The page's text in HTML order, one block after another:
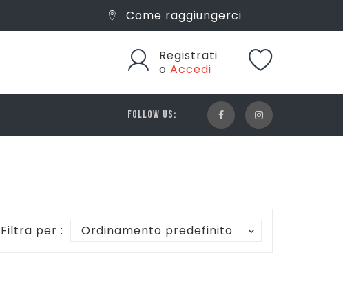
Come raggiungerci
Registrati
o Accedi
FOLLOW US:
Filtra per : Ordinamento predefinito